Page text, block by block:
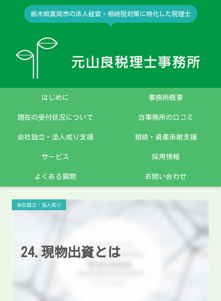
栃木県真岡市の法人経営・相続税対策に特化した税理士
はじめに 事務所概要
現在の受付状況について 当事務所の口コミ
会社設立・法人成り支援 相続・資産承継支援
サービス 採用情報
よくある質問 お問い合わせ
24.現物出資とは
会社設立・法人成り